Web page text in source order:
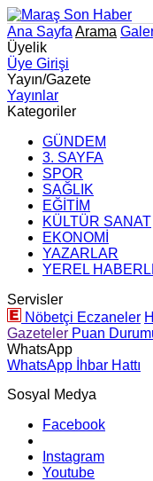
Ana Sayfa Arama
Üyelik
Üye Girişi
Yayın/Gazete
Yayınlar
Kategoriler
GÜNDEM
3. SAYFA
SPOR
SAĞLIK
EĞİTİM
KÜLTÜR SANAT
EKONOMİ
YAZARLAR
YEREL
Servisler
Nöbetçi Eczaneler
Gazeteler Puan
WhatsApp
WhatsApp İhbar Hattı
Sosyal Medya
Facebook
Instagram
Youtube